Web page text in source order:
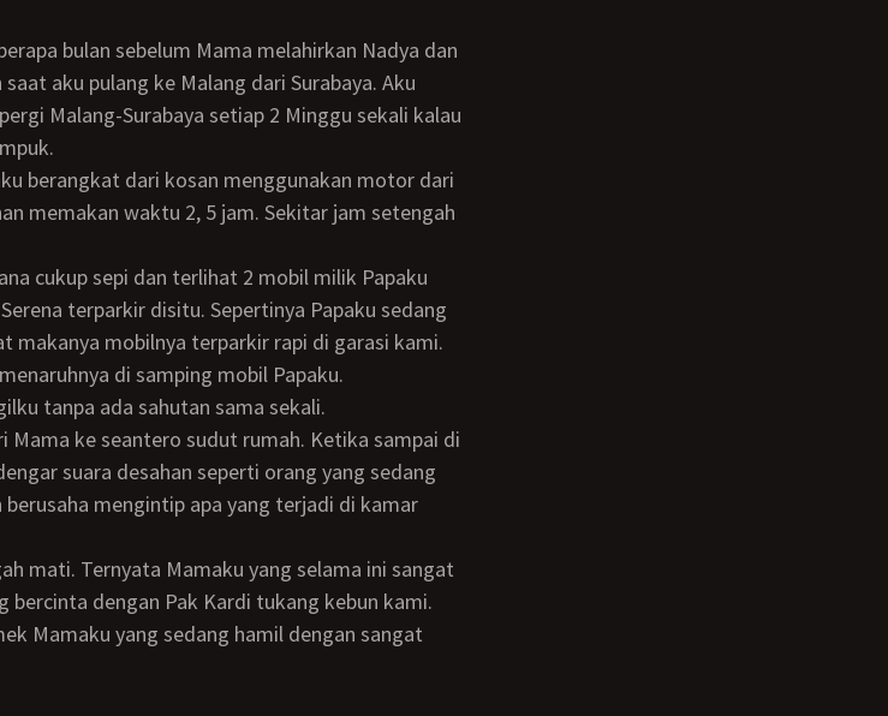
aku pulang ke Malang dari Surabaya. Aku
Malang-Surabaya setiap 2 Minggu sekali kalau
memakan waktu 2, 5 jam. Sekitar jam setengah
terparkir disitu. Sepertinya Papaku sedang
makanya mobilnya terparkir rapi di garasi kami.
di samping mobil Papaku.
tanpa ada sahutan sama sekali.
suara desahan seperti orang yang sedang
mengintip apa yang terjadi di kamar
dengan Pak Kardi tukang kebun kami.
Mamaku yang sedang hamil dengan sangat